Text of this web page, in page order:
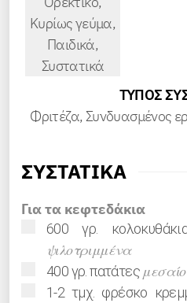
Κυρίως γεύμα,
Παιδικά,
Συστατικά
ΤΎΠΟΣ
Φριτέζα, Συνδυασμένος
ΣΥΣΤΑΤΙΚΑ
Για τα κεφτεδάκια
▢
600 γρ.
ψιλοτριμμένα
▢
400γρ. πατάτες
▢
1-2 τμχ. φρέσκο